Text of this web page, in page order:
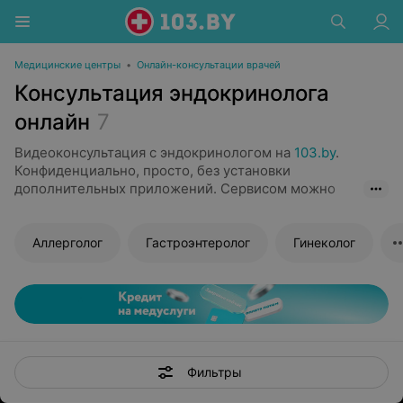
Медицинские центры • Онлайн-консультации врачей
Консультация эндокринолога
онлайн 7
Видеоконсультация с эндокринологом на 103.by.
Конфиденциально, просто, без установки
дополнительных приложений. Сервисом можно
поставлен диагноз и назначено лечение).
Простота использования. Для связи с доктором не
придется устанавливать специальные
подготовить смартфон или компьютер с веб-
Аллерголог Гастроэнтеролог Гинеколог
Фильтры